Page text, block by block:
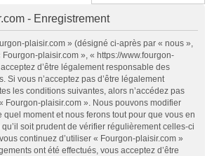
- Enregistrement
plaisir.com » (désigné ci-après par « nous »,
plaisir.com », « https://www.fourgon-
d’être légalement responsable des
Si vous n’acceptez pas d’être légalement
les conditions suivantes, alors n’accédez pas
Fourgon-plaisir.com ». Nous pouvons modifier
quel moment et nous ferons tout pour que vous en
soit prudent de vérifier régulièrement celles-ci
continuez d’utiliser « Fourgon-plaisir.com »
ont été effectués, vous acceptez d’être